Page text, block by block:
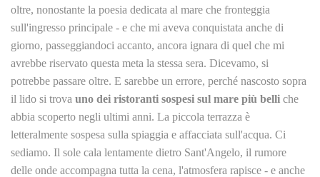
oltre, nonostante la poesia dedicata al mare che fronteggia
sull'ingresso principale - e che mi aveva conquistata anche di
giorno, passeggiandoci accanto, ancora ignara di quel che mi
avrebbe riservato questa meta la stessa sera. Dicevamo, si
potrebbe passare oltre. E sarebbe un errore, perché nascosto sopra
il lido si trova uno dei ristoranti sospesi sul mare più belli che
abbia scoperto negli ultimi anni. La piccola terrazza è
letteralmente sospesa sulla spiaggia e affacciata sull'acqua. Ci
sediamo. Il sole cala lentamente dietro Sant'Angelo, il rumore
delle onde accompagna tutta la cena, l'atmosfera rapisce - e anche